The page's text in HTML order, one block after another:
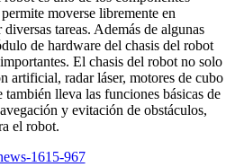
moverse libremente en
tareas. Además de algunas
de hardware del chasis del robot
El chasis del robot no solo
artificial, radar láser, motores de cubo
lleva las funciones básicas de
y evitación de obstáculos,
el robot.